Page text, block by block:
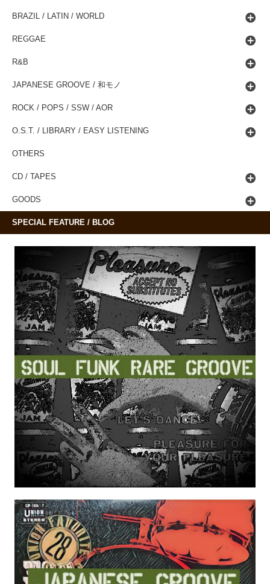
BRAZIL / LATIN / WORLD
REGGAE
R&B
JAPANESE GROOVE / 和モノ
ROCK / POPS / SSW / AOR
O.S.T. / LIBRARY / EASY LISTENING
OTHERS
CD / TAPES
GOODS
SPECIAL FEATURE / BLOG